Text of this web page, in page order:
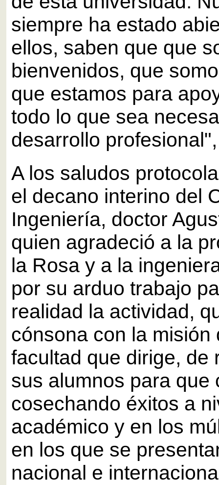
siempre ha estado
ellos, saben que que
bienvenidos, que
que estamos para
todo lo que sea
desarrollo
A los saludos
el decano interino del
Ingeniería, doctor
quien agradeció a la
la Rosa y a la
por su arduo trabajo
realidad la actividad,
cónsona con la misión
facultad que dirige, de
sus alumnos para que
cosechando éxitos a
académico y en los
en los que se
nacional e